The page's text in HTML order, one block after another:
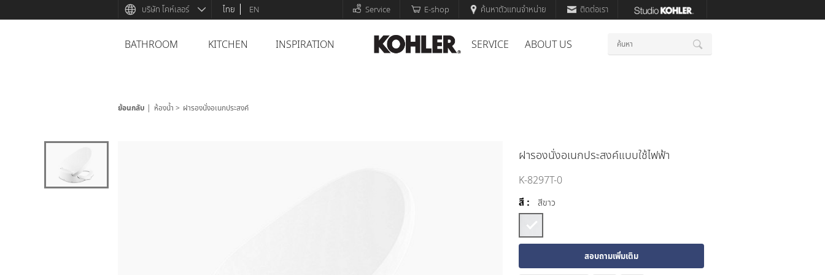
Service E-shop ค้นหาตัวแทนจำหน่าย ติดต่อเรา
บริษัท โคห์เลอร์ ไทย EN
BATHROOM KITCHEN INSPIRATION SERVICE ABOUT US
ย้อนกลับ ห้องน้ำ ฝารองนั่งอเนกประสงค์
ฝารองนั่งอเนกประสงค์แบบใช้ไฟฟ้า
K-8297T-0
สี : สีขาว
สอบถามเพิ่มเติม